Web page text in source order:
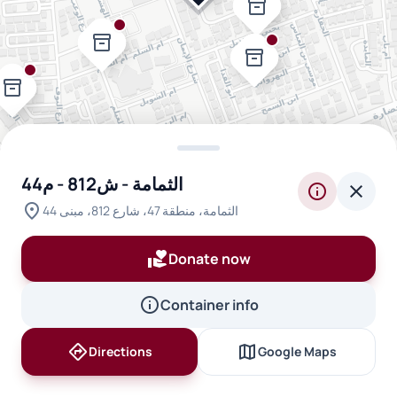
inventory_2
inventory_2
inventory_2
inventory_2
inventory_2
الثمامة - ش812 - م44
location_on الثمامة، منطقة 47، شارع 812، مبنى 44
info close
volunteer_activismDonate now
infoContainer info
directionsDirections mapGoogle Maps